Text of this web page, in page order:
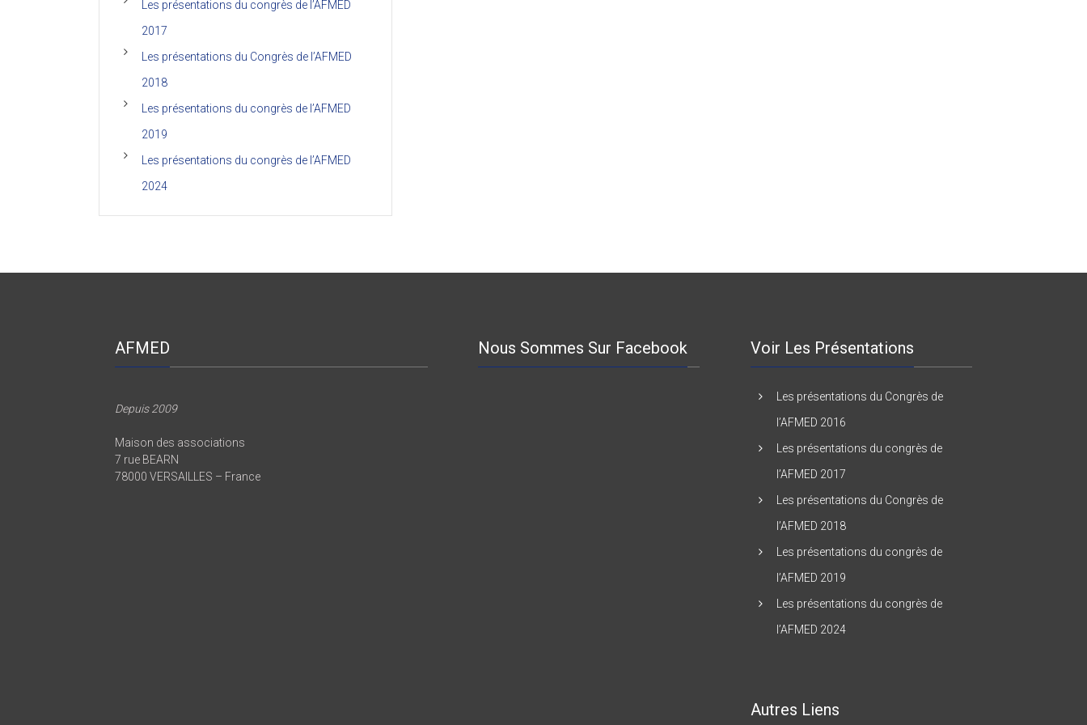
Les présentations du congrès de l’AFMED
2017
Les présentations du Congrès de l’AFMED
2018
Les présentations du congrès de l’AFMED
2019
Les présentations du congrès de l’AFMED
2024
AFMED
Depuis 2009
Maison des associations
7 rue BEARN
78000 VERSAILLES – France
Nous Sommes Sur Facebook Voir Les Présentations
Les présentations du Congrès de
l’AFMED 2016
Les présentations du congrès de
l’AFMED 2017
Les présentations du Congrès de
l’AFMED 2018
Les présentations du congrès de
l’AFMED 2019
Les présentations du congrès de
l’AFMED 2024
Autres Liens